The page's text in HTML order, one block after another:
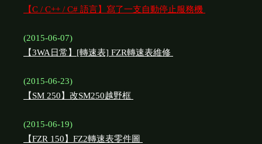
【C / C++ / C# 語言】寫了一支自動停止服務機
(2015-06-07)
【3WA日常】[轉速表] FZR轉速表維修
(2015-06-23)
【SM 250】改SM250越野框
(2015-06-19)
【FZR 150】FZ2轉速表零件圖